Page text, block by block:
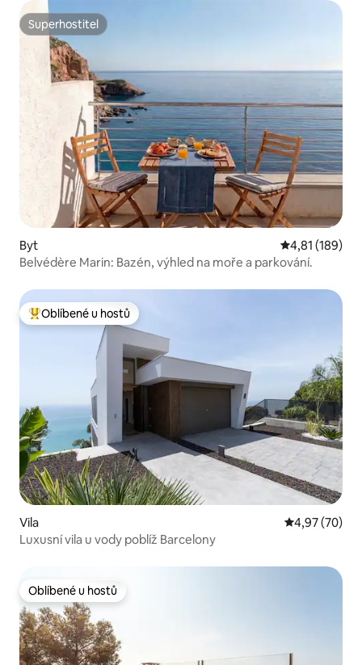
Superhostitel
Superhostitel
Byt Průměrné
4,81 (189)
Belvédère Marin: Bazén, výhled na moře a parkování.
Nejlepší v kategorii Oblíbené u hostů
Oblíbené u hostů
Vila Průměrné
4,97 (70)
Luxusní vila u vody poblíž Barcelony
Oblíbené u hostů
Oblíbené u hostů